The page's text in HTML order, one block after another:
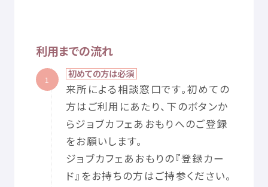
利用までの流れ
1 初めての方は必須
来所 による相談窓口です。初めての
方はご利用 にあたり、 下 のボタンか
らジョブカフェあおもりへのご登録
をお願いします。
ジョブカフェあおもりの『登録カー
ド』をお持ちの方 はご持参ください。